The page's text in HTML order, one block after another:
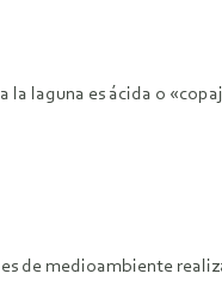
la laguna es ácida o
de medioambiente